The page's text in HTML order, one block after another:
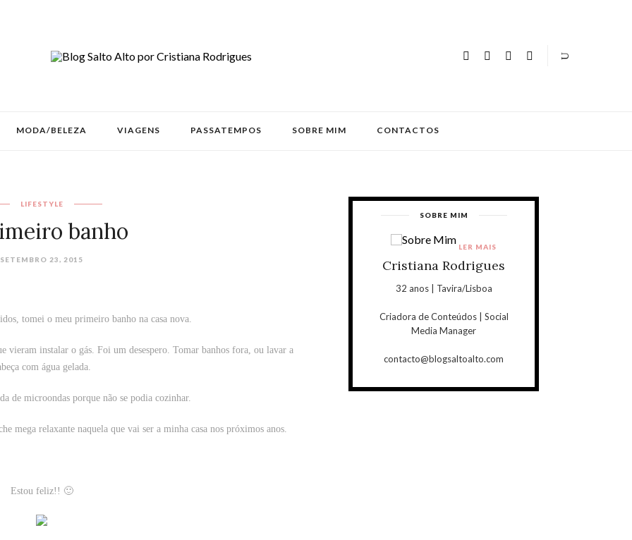
MODA/BELEZA VIAGENS PASSATEMPOS SOBRE MIM CONTACTOS
LIFESTYLE
banho
SETEMBRO 23, 2015
tomei o meu primeiro banho na casa nova.
vieram instalar o gás. Foi um desespero. Tomar banhos fora, ou lavar a
com água gelada.
de microondas porque não se podia cozinhar.
mega relaxante naquela que vai ser a minha casa nos próximos anos.
Estou feliz!! 🙂
SOBRE MIM
Cristiana Rodrigues
32 anos | Tavira/Lisboa
Criadora de Conteúdos | Social
Media Manager
contacto@blogsaltoalto.com
LER MAIS